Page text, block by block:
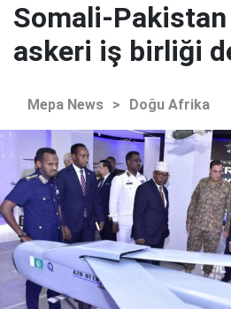
Somali-Pakistan
askeri iş birliği
Mepa News > Doğu Afrika